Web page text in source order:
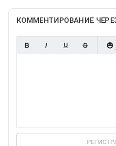
КОММЕНТИРОВАНИЕ